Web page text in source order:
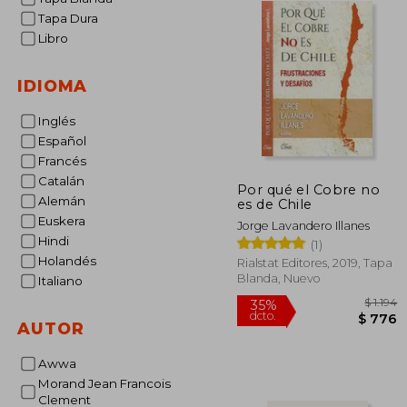
Tapa Dura
Libro
IDIOMA
Inglés
Español
Francés
Catalán
Alemán
Euskera
Hindi
Holandés
Italiano
AUTOR
Awwa
Morand Jean Francois
Clement
Por qué el Cobre no
es de Chile
Jorge Lavandero Illanes
(1)
Rialstat Editores, 2019, Tapa
Blanda, Nuevo